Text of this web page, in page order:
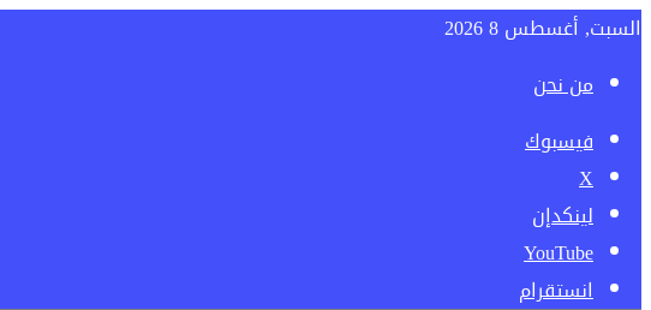
السبت, أغسطس 8 2026
من نحن
فيسبوك
‫X
لينكدإن
‫YouTube
انستقرام